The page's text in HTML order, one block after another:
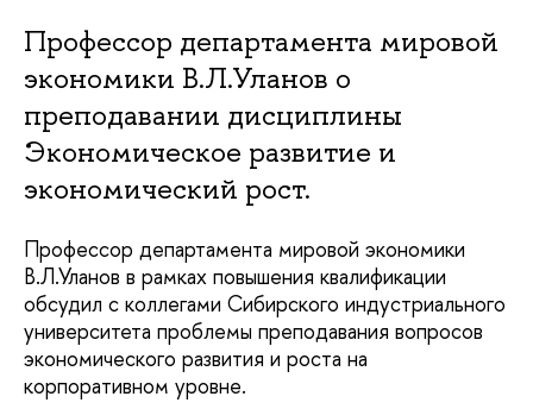
Профессор департамента мировой
экономики В.Л.Уланов о
преподавании дисциплины
Экономическое развитие и
экономический рост.
Профессор департамента мировой экономики
В.Л.Уланов в рамках повышения квалификации
обсудил с коллегами Сибирского индустриального
университета проблемы преподавания вопросов
экономического развития и роста на
корпоративном уровне.